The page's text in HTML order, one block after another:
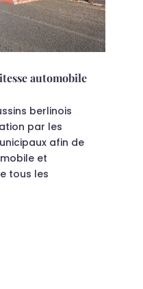
automobile
berlinois
par les
afin de
et
tous les